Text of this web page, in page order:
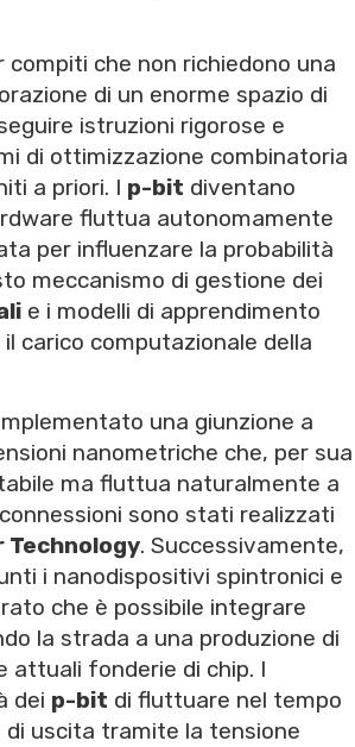
che non richiedono una
di un enorme spazio di
istruzioni rigorose e
di ottimizzazione combinatoria
a priori. I p-bit diventano
fluttua autonomamente
per influenzare la probabilità
meccanismo di gestione dei
e i modelli di apprendimento
carico computazionale della
una giunzione a
nanometriche che, per sua
ma fluttua naturalmente a
sono stati realizzati
Technology. Successivamente,
i nanodispositivi spintronici e
che è possibile integrare
la strada a una produzione di
attuali fonderie di chip. I
dei p-bit di fluttuare nel tempo
di uscita tramite la tensione